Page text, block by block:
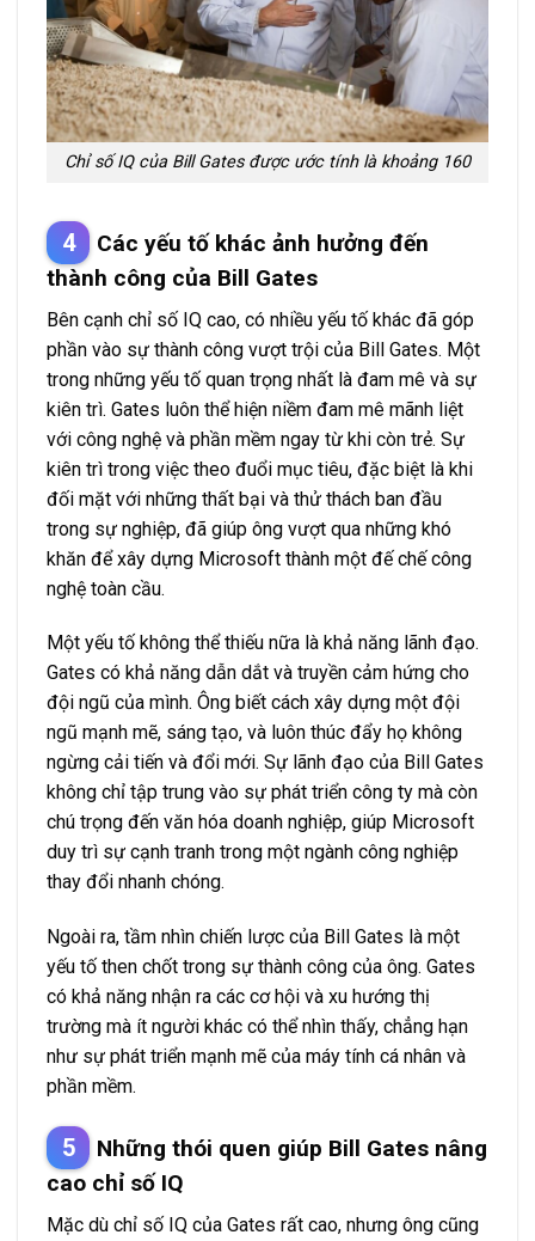
Chỉ số IQ của Bill Gates được ước tính là khoảng 160
Các yếu tố khác ảnh hưởng đến
thành công của Bill Gates
Bên cạnh chỉ số IQ cao, có nhiều yếu tố khác đã góp
phần vào sự thành công vượt trội của Bill Gates. Một
trong những yếu tố quan trọng nhất là đam mê và sự
kiên trì. Gates luôn thể hiện niềm đam mê mãnh liệt
với công nghệ và phần mềm ngay từ khi còn trẻ. Sự
kiên trì trong việc theo đuổi mục tiêu, đặc biệt là khi
đối mặt với những thất bại và thử thách ban đầu
trong sự nghiệp, đã giúp ông vượt qua những khó
khăn để xây dựng Microsoft thành một đế chế công
nghệ toàn cầu.
Một yếu tố không thể thiếu nữa là khả năng lãnh đạo.
Gates có khả năng dẫn dắt và truyền cảm hứng cho
đội ngũ của mình. Ông biết cách xây dựng một đội
ngũ mạnh mẽ, sáng tạo, và luôn thúc đẩy họ không
ngừng cải tiến và đổi mới. Sự lãnh đạo của Bill Gates
không chỉ tập trung vào sự phát triển công ty mà còn
chú trọng đến văn hóa doanh nghiệp, giúp Microsoft
duy trì sự cạnh tranh trong một ngành công nghiệp
thay đổi nhanh chóng.
Ngoài ra, tầm nhìn chiến lược của Bill Gates là một
yếu tố then chốt trong sự thành công của ông. Gates
có khả năng nhận ra các cơ hội và xu hướng thị
trường mà ít người khác có thể nhìn thấy, chẳng hạn
như sự phát triển mạnh mẽ của máy tính cá nhân và
phần mềm.
Những thói quen giúp Bill Gates nâng
cao chỉ số IQ
Mặc dù chỉ số IQ của Gates rất cao, nhưng ông cũng